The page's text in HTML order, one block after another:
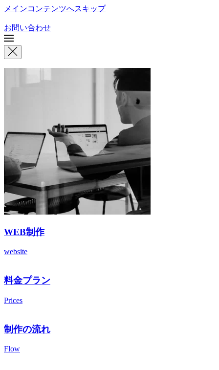
メインコンテンツへスキップ
お問い合わせ
WEB制作
website
料金プラン
Prices
制作の流れ
Flow